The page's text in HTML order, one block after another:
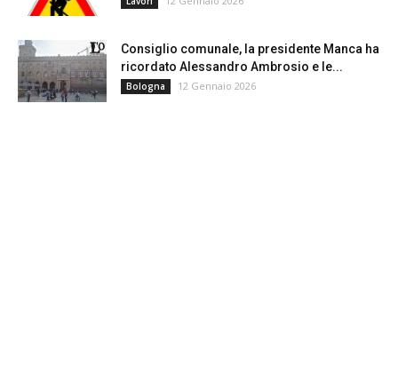
Consiglio comunale, la presidente Manca ha
ricordato Alessandro Ambrosio e le...
Bologna 12 Gennaio 2026